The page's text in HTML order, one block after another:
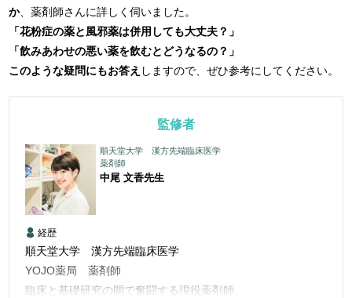
か、薬剤師さんに詳しく伺いました。
「花粉症の薬と風邪薬は併用しても大丈夫？」
「飲みあわせの悪い薬を飲むとどうなるの？」
このような疑問にもお答え しますので、ぜひ参考にしてください。
監修者
順天堂大学 漢方先端臨床医学
薬剤師
中尾 文香先生
経歴
順天堂大学 漢方先端臨床医学
YOJO薬局 薬剤師
臨床と基礎研究の間で奮闘する現役薬剤師。